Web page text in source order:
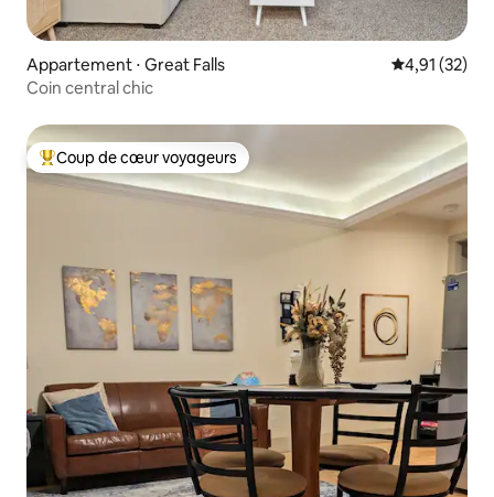
Appartement ⋅ Great Falls Évaluation
4,91 (32)
Coin central chic
Coups de cœur voyageurs les plus appréciés
Coup de cœur voyageurs